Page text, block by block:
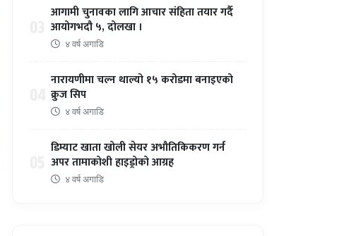
आगामी चुनावका लागि आचार संहिता तयार गर्दै
आयोगभदौ ५, दोलखा ।
४ वर्ष अगाडि
नारायणीमा चल्न थाल्यो १५ करोडमा बनाइएको
क्रुज सिप
४ वर्ष अगाडि
डिम्याट खाता खोली सेयर अभौतिकिकरण गर्न
अपर तामाकोशी हाइड्रोको आग्रह
४ वर्ष अगाडि